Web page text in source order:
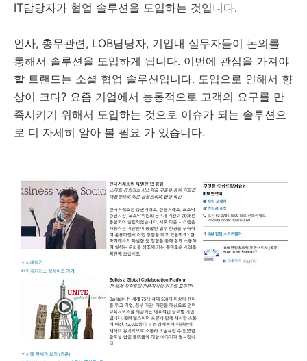
IT담당자가 협업 솔루션을 도입하는 것입니다.
인사, 총무관련, LOB담당자, 기업내 실무자들이 논의를
통해서 솔루션을 도입하게 됩니다. 이번에 관심을 가져야
할 트랜드는 소셜 협업 솔루션입니다. 도입으로 인해서 향
상이 크다? 요즘 기업에서 능동적으로 고객의 요구를 만
족시키기 위해서 도입하는 것으로 이슈가 되는 솔루션으
로 더 자세히 알아 볼 필요 가 있습니다.